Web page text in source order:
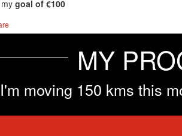
goal of €100
MY
I'm moving 150 kms this